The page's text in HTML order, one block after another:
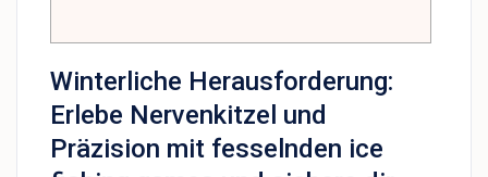
Winterliche Herausforderung:
Erlebe Nervenkitzel und
Präzision mit fesselnden ice